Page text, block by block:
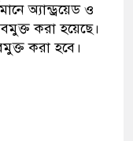
অ্যান্ড্রয়েড ও
করা হয়েছে।
করা হবে।